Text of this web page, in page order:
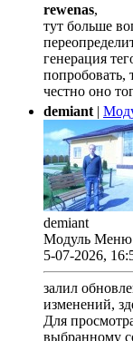
rewenas,
тут больше
генерация
попробовать,
честно оно
demiant |
demiant
Модуль Меню
5-07-2026,
залил
изменений,
Для
выбранному